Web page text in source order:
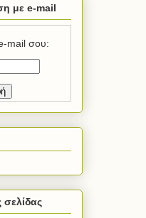
με e-mail
mail σου:
σελίδας